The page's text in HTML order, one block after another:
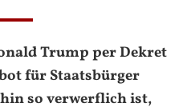
Trump per Dekret
für Staatsbürger
so verwerflich ist,